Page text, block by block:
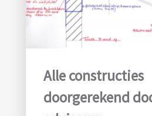
Alle constructies
doorgerekend